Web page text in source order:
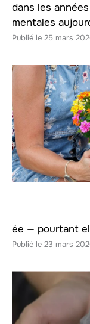
dans les
mentales
25 mars
ée — pourtant
23 mars